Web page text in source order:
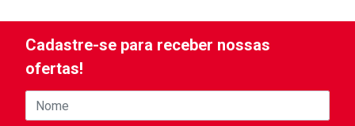
Cadastre-se para receber nossas
ofertas!